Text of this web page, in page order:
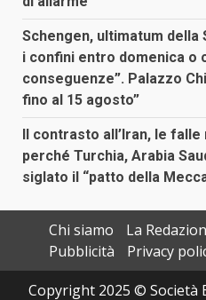
Schengen, ultimatum della
i confini entro domenica o
conseguenze”. Palazzo
fino al 15 agosto”
Il contrasto all’Iran, le
perché Turchia, Arabia
siglato il “patto della
Chi siamo
La
Pubblicità
Privacy
Copyright 2025 © Società